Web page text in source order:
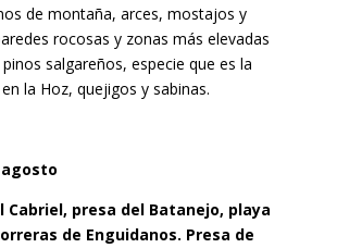
de montaña, arces, mostajos y
rocosas y zonas más elevadas
salgareños, especie que es la
la Hoz, quejigos y sabinas.
agosto
Cabriel, presa del Batanejo, playa
de Enguidanos. Presa de